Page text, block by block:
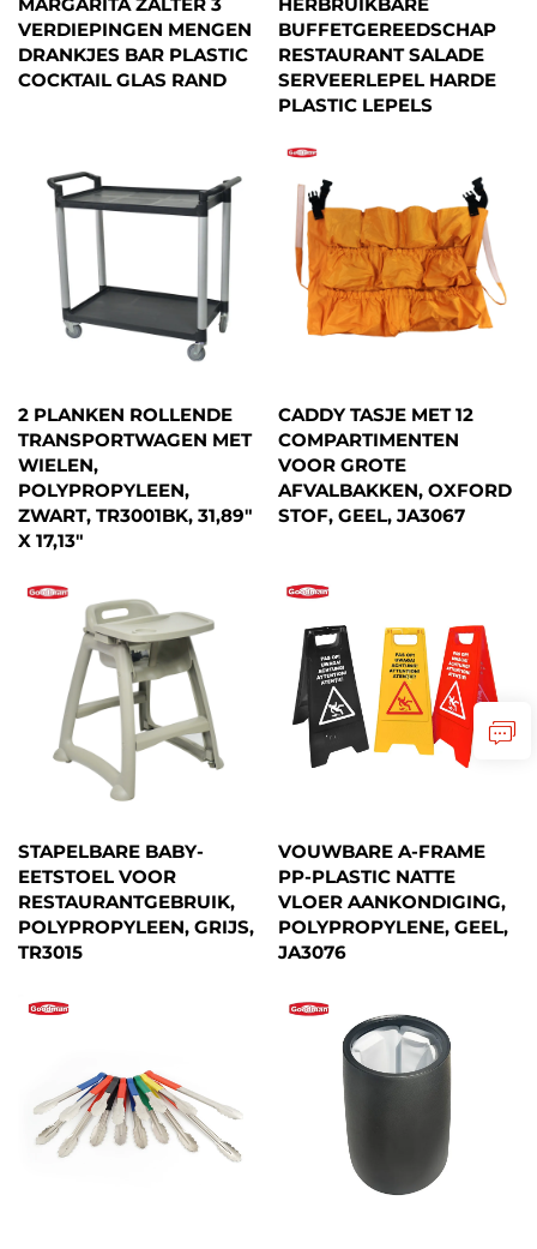
VERDIEPINGEN MENGEN
DRANKJES BAR PLASTIC
COCKTAIL GLAS RAND
BUFFETGEREEDSCHAP
RESTAURANT SALADE
SERVEERLEPEL HARDE
PLASTIC LEPELS
2 PLANKEN ROLLENDE
TRANSPORTWAGEN MET
WIELEN,
POLYPROPYLEEN,
ZWART, TR3001BK, 31,89"
X 17,13"
CADDY TASJE MET 12
COMPARTIMENTEN
VOOR GROTE
AFVALBAKKEN, OXFORD
STOF, GEEL, JA3067
STAPELBARE BABY-
EETSTOEL VOOR
RESTAURANTGEBRUIK,
POLYPROPYLEEN, GRIJS,
TR3015
VOUWBARE A-FRAME
PP-PLASTIC NATTE
VLOER AANKONDIGING,
POLYPROPYLENE, GEEL,
JA3076